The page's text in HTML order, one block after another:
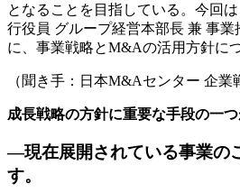
となることを目指している。今回
行役員 グループ経営本部長 兼 事業
に、事業戦略とM&Aの活用方針に
（聞き手：日本M&Aセンター 企業
成長戦略の方針に重要な手段の一
―現在展開されている事業の
す。